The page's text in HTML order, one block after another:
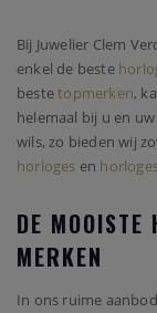
Bij Juwelier Clem
enkel de beste
bestetopmerken,
helemaal bij u en
wils, zo bieden wij
horloges en
DE MOOISTE
MERKEN
In ons ruime